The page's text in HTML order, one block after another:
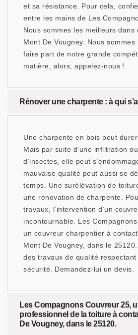
et sa résistance. Pour cela,
entre les mains de Les
Nous sommes les meilleurs dans
Mont De Vougney. Nous
faire part de notre grande
matière, alors, appelez-nous !
Rénover une charpente : à qui
Une charpente en bois peut
Mais par suite d’une infiltration
d’insectes, elle peut
mauvaise qualité peut aussi se
temps. Une surélévation de
une rénovation de charpente.
travaux, l’intervention d’un
incontournable. Les
un couvreur charpentier à
Mont De Vougney, dans le
des travaux de qualité respectant
sécurité. Demandez-lui un devis.
Les Compagnons Couvreur 25,
professionnel de la toiture à
De Vougney, dans le 25120.